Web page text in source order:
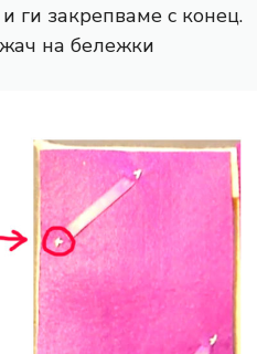
ги закрепваме с конец.
на бележки